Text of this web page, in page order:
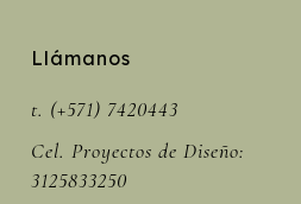
Llámanos
t. (+571) 7420443
Cel. Proyectos de Diseño:
3125833250